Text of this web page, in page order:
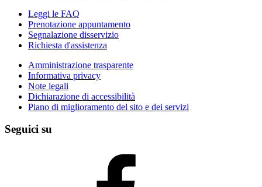
Leggi le FAQ
Prenotazione appuntamento
Segnalazione disservizio
Richiesta d'assistenza
Amministrazione trasparente
Informativa privacy
Note legali
Dichiarazione di accessibilità
Piano di miglioramento del sito e dei servizi
Seguici su